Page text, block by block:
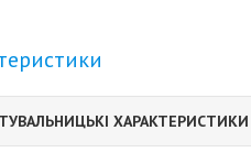
ХАРАКТЕРИСТИКИ